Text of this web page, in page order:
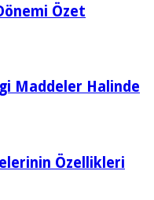
Özet
Maddeler Halinde
Özellikleri